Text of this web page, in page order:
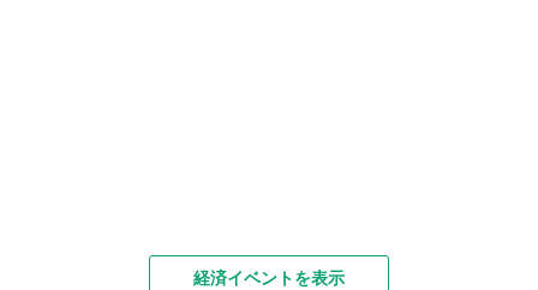
経済イベントを表示